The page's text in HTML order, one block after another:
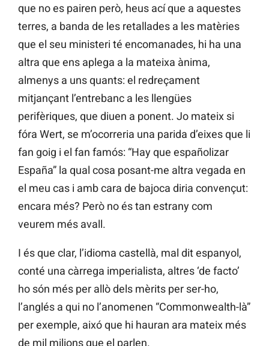
que no es pairen però, heus ací que a aquestes
terres, a banda de les retallades a les matèries
que el seu ministeri té encomanades, hi ha una
altra que ens aplega a la mateixa ànima,
almenys a uns quants: el redreçament
mitjançant l’entrebanc a les llengües
perifèriques, que diuen a ponent. Jo mateix si
fóra Wert, se m’ocorreria una parida d’eixes que li
fan goig i el fan famós: “Hay que españolizar
España” la qual cosa posant-me altra vegada en
el meu cas i amb cara de bajoca diria convençut:
encara més? Però no és tan estrany com
veurem més avall.
I és que clar, l’idioma castellà, mal dit espanyol,
conté una càrrega imperialista, altres ‘de facto’
ho són més per allò dels mèrits per ser-ho,
l’anglés a qui no l’anomenen “Commonwealth-là”
per exemple, aixó que hi hauran ara mateix més
de mil milions que el parlen.